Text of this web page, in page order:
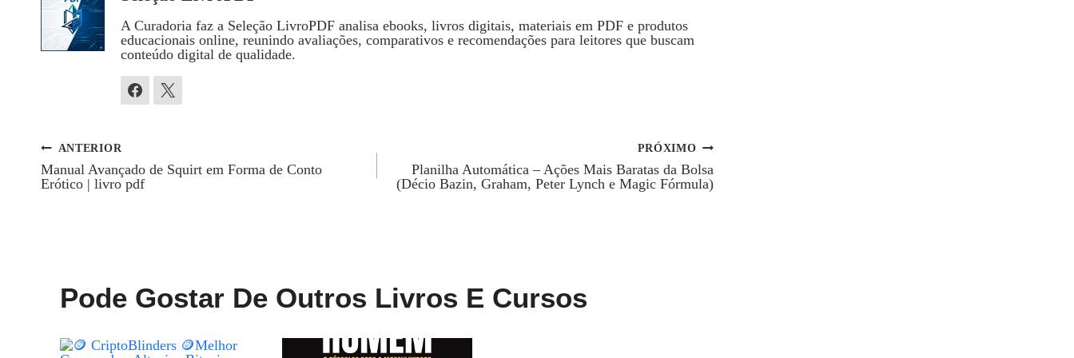
A Curadoria faz a Seleção LivroPDF analisa ebooks, livros digitais, materiais em PDF e produtos
educacionais online, reunindo avaliações, comparativos e recomendações para leitores que buscam
conteúdo digital de qualidade.
Navegação
ANTERIOR
Manual Avançado de Squirt em Forma de Conto
Erótico | livro pdf
PRÓXIMO
Planilha Automática – Ações Mais Baratas da Bolsa
(Décio Bazin, Graham, Peter Lynch e Magic Fórmula)
Pode Gostar De Outros Livros E Cursos